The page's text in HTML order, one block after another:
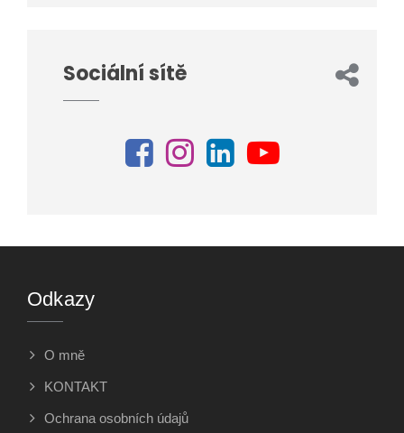
Sociální sítě
Odkazy
O mně
KONTAKT
Ochrana osobních údajů